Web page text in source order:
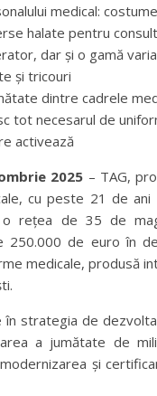
medical:
halate pentru
dar și o gamă
și tricouri
dintre cadrele
tot necesarul de
activează
2025 – TAG,
cu peste 21 de ani
rețea de 35 de
250.000 de euro în
medicale, produsă
în strategia de
a jumătate de
și